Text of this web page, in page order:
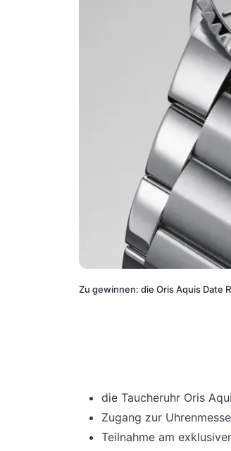
Zu gewinnen: die Oris Aquis Date
die Taucheruhr Oris
Zugang zur
Teilnahme am